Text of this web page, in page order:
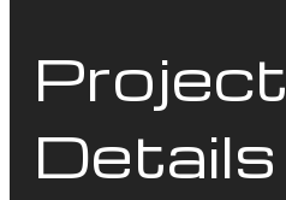
Project
Details